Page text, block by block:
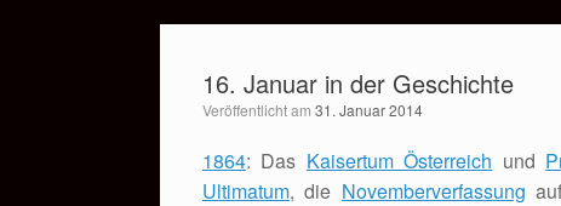
springen16. Januar in der Geschichte
Veröffentlicht am 31. Januar 2014
1864: Das Kaisertum Österreich und
Ultimatum, die Novemberverfassung